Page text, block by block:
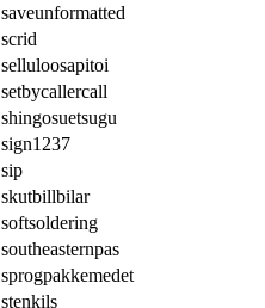
saveunformatted
scrid
selluloosapitoi
setbycallercall
shingosuetsugu
sign1237
sip
skutbillbilar
softsoldering
southeasternpas
sprogpakkemedet
stenkils